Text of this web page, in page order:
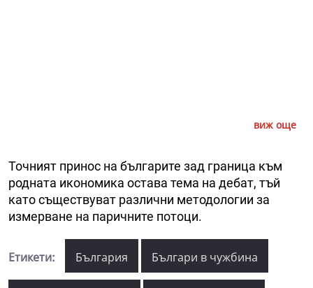
виж още
Точният принос на българите зад граница към
родната икономика остава тема на дебат, тъй
като съществуват различни методологии за
измерване на паричните потоци.
Етикети: България Българи в чужбина